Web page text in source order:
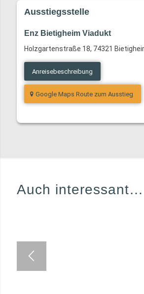
Ausstiegsstelle
Enz Bietigheim Viadukt
Holzgartenstraße 18, 74321
Anreisebeschreibung
Google Maps Route zum Ausstieg
Auch interessant…